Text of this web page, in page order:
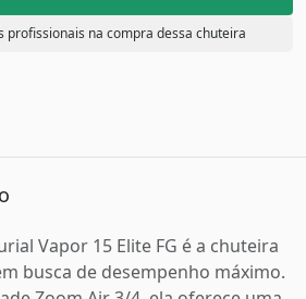
profissionais na compra dessa chuteira
Vapor 15 Elite FG é a chuteira
busca de desempenho máximo.